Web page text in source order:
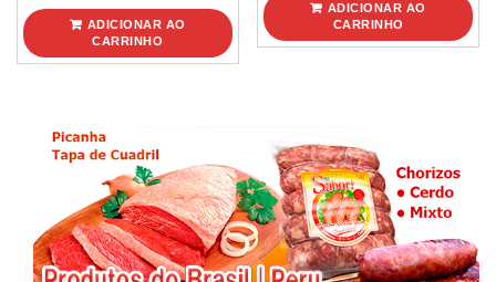
ADICIONAR AO
CARRINHO
ADICIONAR AO
CARRINHO